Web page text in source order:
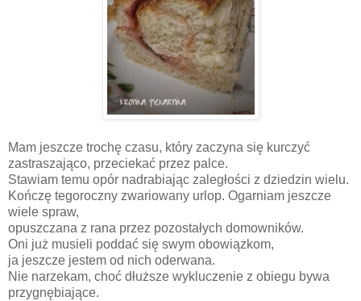
Mam jeszcze trochę czasu, który zaczyna się kurczyć
zastraszająco, przeciekać przez palce.
Stawiam temu opór nadrabiając zaległości z dziedzin wielu.
Kończę tegoroczny zwariowany urlop. Ogarniam jeszcze
wiele spraw,
opuszczana z rana przez pozostałych domowników.
Oni już musieli poddać się swym obowiązkom,
ja jeszcze jestem od nich oderwana.
Nie narzekam, choć dłuższe wykluczenie z obiegu bywa
przygnębiające.